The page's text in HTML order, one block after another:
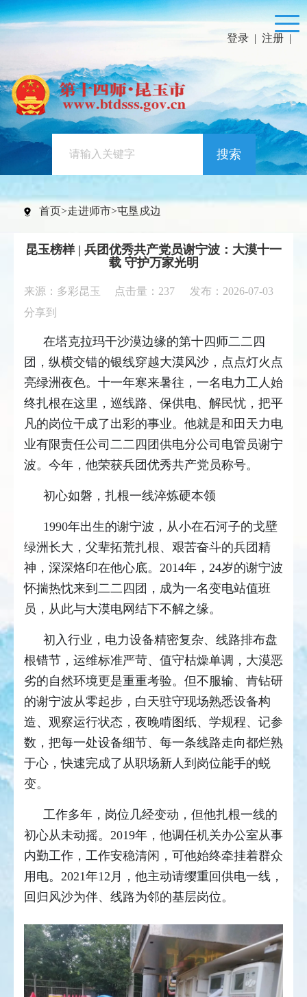
登录 | 注册 |
搜索
首页>走进师市>屯垦戍边
昆玉榜样 | 兵团优秀共产党员谢宁波：大漠十一
载 守护万家光明
来源：多彩昆玉 点击量： 237
发布：2026-07-03
分享到
在塔克拉玛干沙漠边缘的第十四师二二四
团，纵横交错的银线穿越大漠风沙，点点灯火点
亮绿洲夜色。十一年寒来暑往，一名电力工人始
终扎根在这里，巡线路、保供电、解民忧，把平
凡的岗位干成了出彩的事业。他就是和田天力电
业有限责任公司二二四团供电分公司电管员谢宁
波。今年，他荣获兵团优秀共产党员称号。
初心如磐，扎根一线淬炼硬本领
1990年出生的谢宁波，从小在石河子的戈壁
绿洲长大，父辈拓荒扎根、艰苦奋斗的兵团精
神，深深烙印在他心底。2014年，24岁的谢宁波
怀揣热忱来到二二四团，成为一名变电站值班
员，从此与大漠电网结下不解之缘。
初入行业，电力设备精密复杂、线路排布盘
根错节，运维标准严苛、值守枯燥单调，大漠恶
劣的自然环境更是重重考验。但不服输、肯钻研
的谢宁波从零起步，白天驻守现场熟悉设备构
造、观察运行状态，夜晚啃图纸、学规程、记参
数，把每一处设备细节、每一条线路走向都烂熟
于心，快速完成了从职场新人到岗位能手的蜕
变。
工作多年，岗位几经变动，但他扎根一线的
初心从未动摇。2019年，他调任机关办公室从事
内勤工作，工作安稳清闲，可他始终牵挂着群众
用电。2021年12月，他主动请缨重回供电一线，
回归风沙为伴、线路为邻的基层岗位。